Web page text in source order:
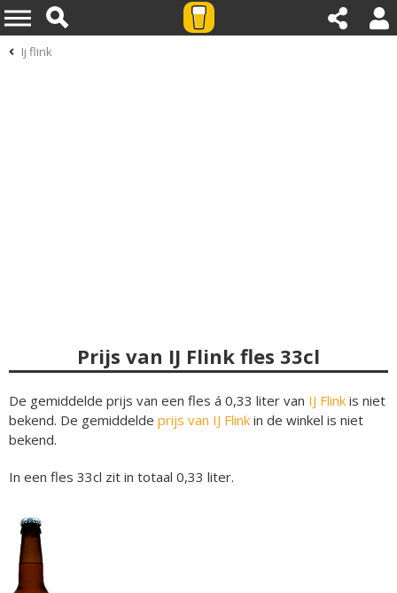
Ij flink
Prijs van IJ Flink fles 33cl
De gemiddelde prijs van een fles á 0,33 liter van IJ Flink is niet
bekend. De gemiddelde prijs van IJ Flink in de winkel is niet
bekend.
In een fles 33cl zit in totaal 0,33 liter.